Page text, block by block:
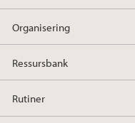
Organisering
Ressursbank
Rutiner